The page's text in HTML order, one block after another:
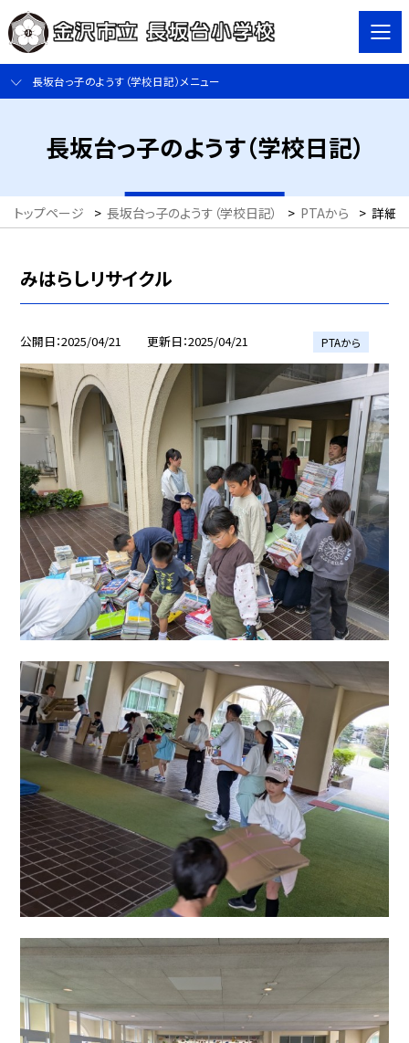
長坂台っ子のようす（学校日記）メニュー
長坂台っ子のようす（学校日記）
トップページ > 長坂台っ子のようす（学校日記） > PTAから > 詳細
みはらしリサイクル
公開日 2025/04/21 更新日 2025/04/21 PTAから